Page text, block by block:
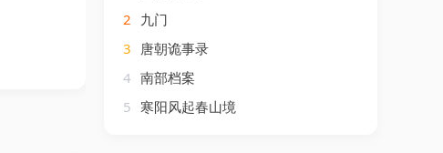
2 九门
3 唐朝诡事录
4 南部档案
5 寒阳风起春山境